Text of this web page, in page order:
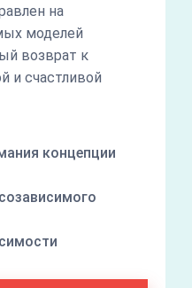
на
моделей
возврат к
и счастливой
концепции